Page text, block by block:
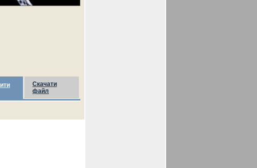
Скачати
файл